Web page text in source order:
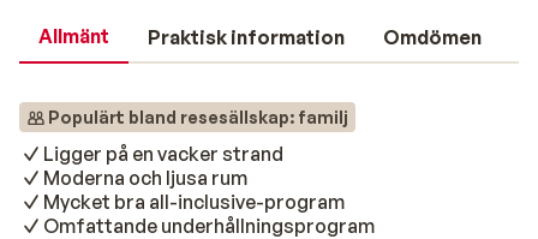
Allmänt Praktisk information Omdömen
Populärt bland resesällskap: familj
Ligger på en vacker strand
Moderna och ljusa rum
Mycket bra all-inclusive-program
Omfattande underhållningsprogram